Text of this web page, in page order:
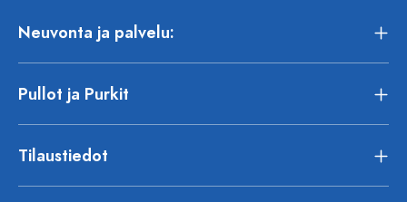
Neuvonta ja palvelu:
Pullot ja Purkit
Tilaustiedot